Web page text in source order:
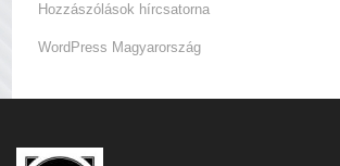
Hozzászólások hírcsatorna
WordPress Magyarország